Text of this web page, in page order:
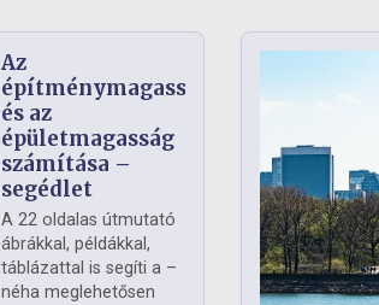
Az
építménymagasság
és az
épületmagasság
számítása –
segédlet
A 22 oldalas útmutató
ábrákkal, példákkal,
táblázattal is segíti a –
néha meglehetősen